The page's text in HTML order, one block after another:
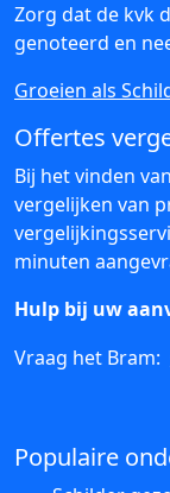
Zorg dat de kvk
genoteerd en
Groeien als
Offertes
Bij het vinden
vergelijken van
minuten
Hulp bij uw
Vraag het Bram:
Populaire